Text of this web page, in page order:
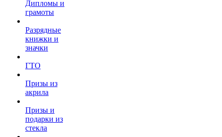
Дипломы и
грамоты
Разрядные
книжки и
значки
ГТО
Призы из
акрила
Призы и
подарки из
стекла